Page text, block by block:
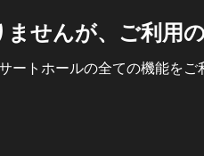
ませんが、ご利用
ートホールの全ての機能を